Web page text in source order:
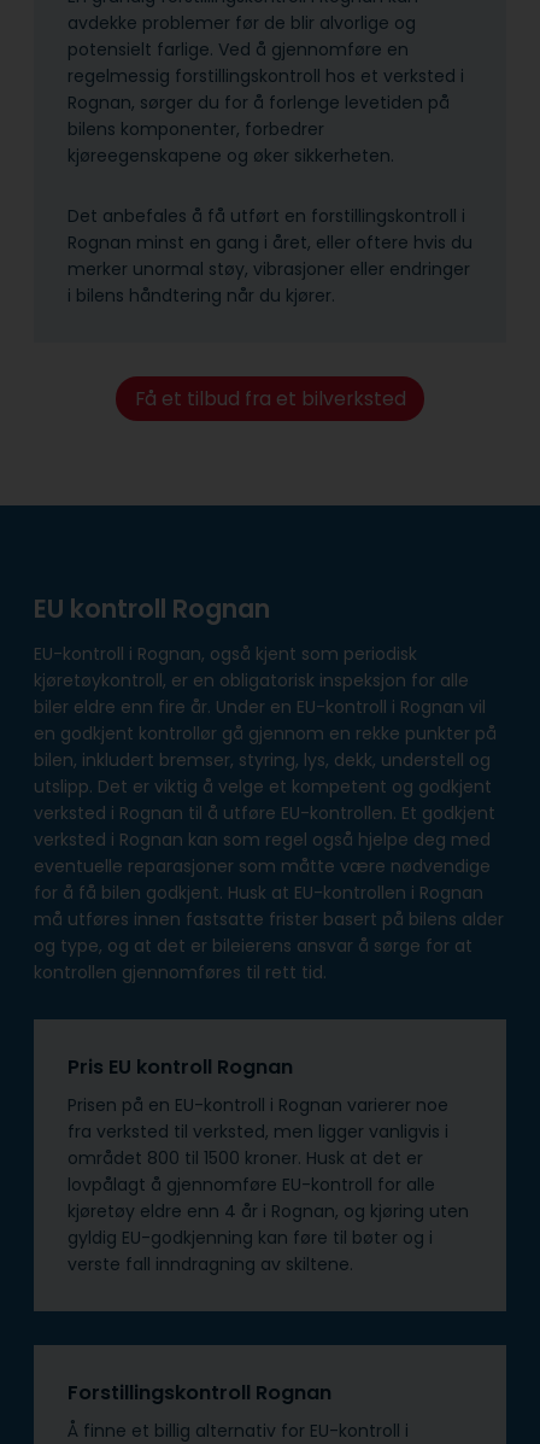
avdekke problemer før de blir alvorlige og
potensielt farlige. Ved å gjennomføre en
regelmessig forstillingskontroll hos et verksted i
Rognan, sørger du for å forlenge levetiden på
bilens komponenter, forbedrer
kjøreegenskapene og øker sikkerheten.
Det anbefales å få utført en forstillingskontroll i
Rognan minst en gang i året, eller oftere hvis du
merker unormal støy, vibrasjoner eller endringer
i bilens håndtering når du kjører.
Få et tilbud fra et bilverksted
EU kontroll Rognan
EU-kontroll i Rognan, også kjent som periodisk
kjøretøykontroll, er en obligatorisk inspeksjon for alle
biler eldre enn fire år. Under en EU-kontroll i Rognan vil
en godkjent kontrollør gå gjennom en rekke punkter på
bilen, inkludert bremser, styring, lys, dekk, understell og
utslipp. Det er viktig å velge et kompetent og godkjent
verksted i Rognan til å utføre EU-kontrollen. Et godkjent
verksted i Rognan kan som regel også hjelpe deg med
eventuelle reparasjoner som måtte være nødvendige
for å få bilen godkjent. Husk at EU-kontrollen i Rognan
må utføres innen fastsatte frister basert på bilens alder
og type, og at det er bileierens ansvar å sørge for at
kontrollen gjennomføres til rett tid.
Pris EU kontroll Rognan
Prisen på en EU-kontroll i Rognan varierer noe
fra verksted til verksted, men ligger vanligvis i
området 800 til 1500 kroner. Husk at det er
lovpålagt å gjennomføre EU-kontroll for alle
kjøretøy eldre enn 4 år i Rognan, og kjøring uten
gyldig EU-godkjenning kan føre til bøter og i
verste fall inndragning av skiltene.
Forstillingskontroll Rognan
Å finne et billig alternativ for EU-kontroll i